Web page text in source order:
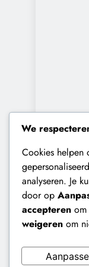
We
Cookies helpen
analyseren. Je
door op
accepteren
weigeren om